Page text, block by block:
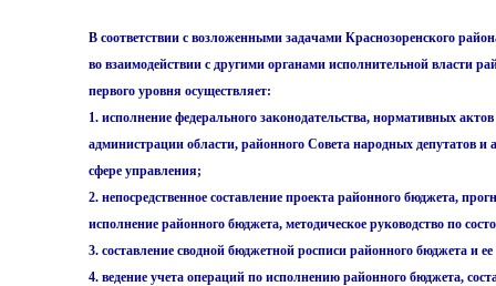
В соответствии с возложенными задачами Краснозоренского
во взаимодействии с другими органами исполнительной власти
первого уровня осуществляет:
1. исполнение федерального законодательства, нормативных
администрации области, районного Совета народных депутатов и
сфере управления;
2. непосредственное составление проекта районного бюджета,
исполнение районного бюджета, методическое руководство по
3. составление сводной бюджетной росписи районного бюджета и
4. ведение учета операций по исполнению районного бюджета,